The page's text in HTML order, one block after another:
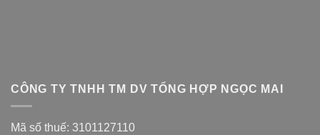
CÔNG TY TNHH TM DV TỔNG HỢP NGỌC MAI
Mã số thuế: 3101127110